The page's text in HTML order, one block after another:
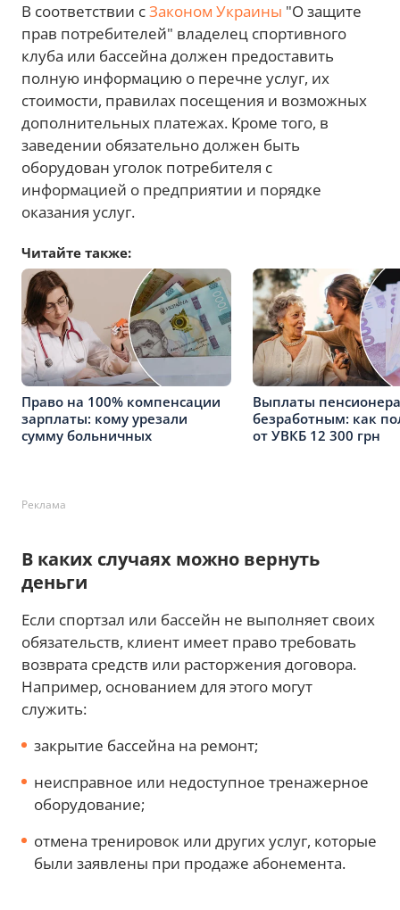
В соответствии сЗаконом Украины "О защите
прав потребителей" владелец спортивного
клуба или бассейна должен предоставить
полную информацию о перечне услуг, их
стоимости, правилах посещения и возможных
дополнительных платежах. Кроме того, в
заведении обязательно должен быть
оборудован уголок потребителя с
информацией о предприятии и порядке
оказания услуг.
Читайте также:
Право на 100% компенсации
зарплаты: кому урезали
сумму больничных
Выплаты
безработным: как
от УВКБ 12 300 грн
Реклама
В каких случаях можно вернуть
деньги
Если спортзал или бассейн не выполняет своих
обязательств, клиент имеет право требовать
возврата средств или расторжения договора.
Например, основанием для этого могут
служить:
закрытие бассейна на ремонт;
неисправное или недоступное тренажерное
оборудование;
отмена тренировок или других услуг, которые
были заявлены при продаже абонемента.